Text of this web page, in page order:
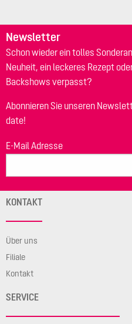
Newsletter
Schon wieder ein tolles
Neuheit, ein leckeres Rezept
Backshows verpasst?
Abonnieren Sie unseren
date!
E-Mail Adresse
KONTAKT
Über uns
Filiale
Kontakt
SERVICE